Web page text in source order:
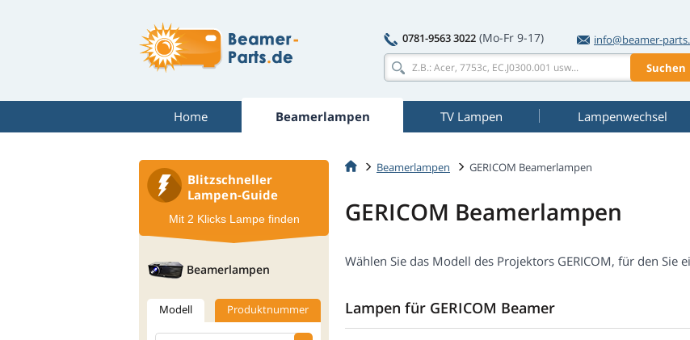
0781-9563 3022 (Mo-Fr 9-17)
info@beamer-
Suchen
Home Beamerlampen TV Lampen Lampenwechsel
Beamerlampen GERICOM Beamerlampen
GERICOM Beamerlampen
Wählen Sie das Modell des Projektors GERICOM, für den Sie
Lampen für GERICOM Beamer
Blitzschneller
Lampen-Guide
Mit 2 Klicks Lampe finden
Beamerlampen
Modell Produktnummer